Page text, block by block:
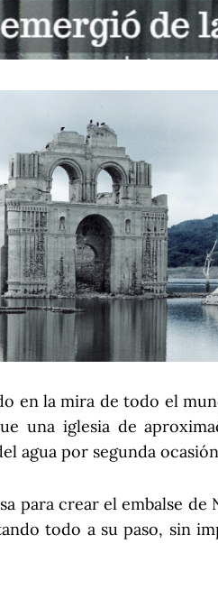
en la mira de todo el
una iglesia de
agua por segunda
para crear el embalse
todo a su paso, sin